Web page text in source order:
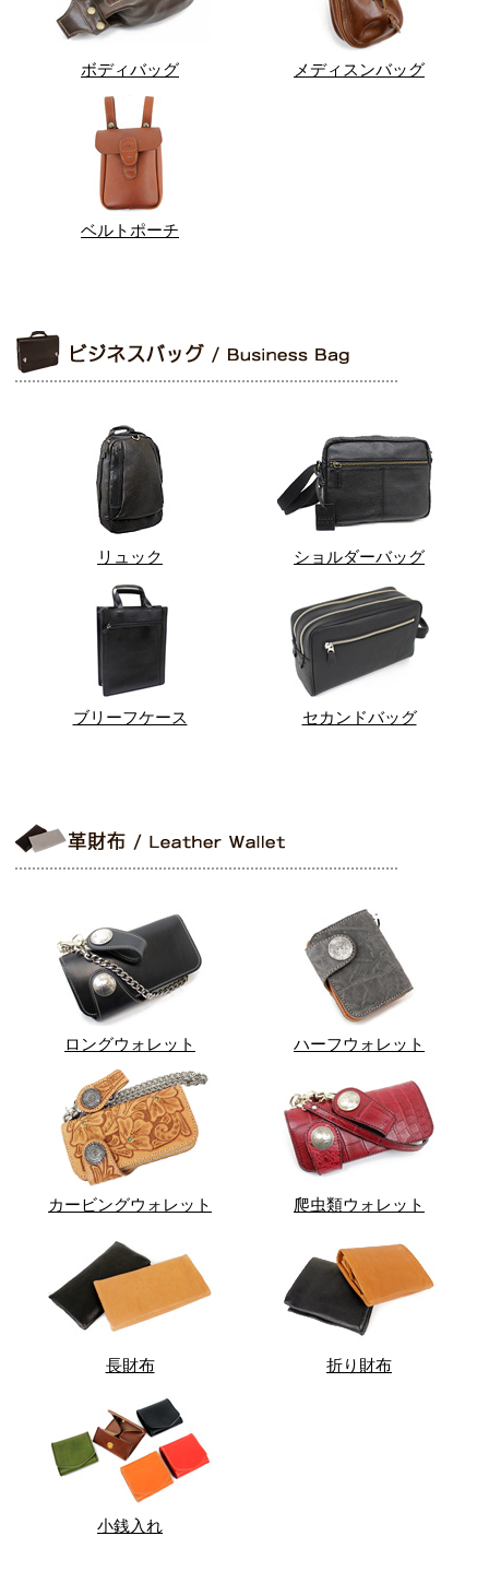
ボディバッグ メディスンバッグ
ベルトポーチ
リュック ショルダーバッグ
ブリーフケース セカンドバッグ
ロングウォレット ハーフウォレット
カービングウォレット 爬虫類ウォレット
長財布 折り財布
小銭入れ